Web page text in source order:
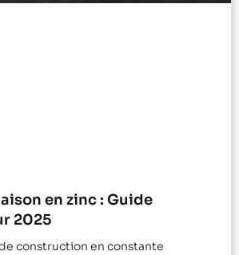
en zinc : Guide
2025
construction en constante